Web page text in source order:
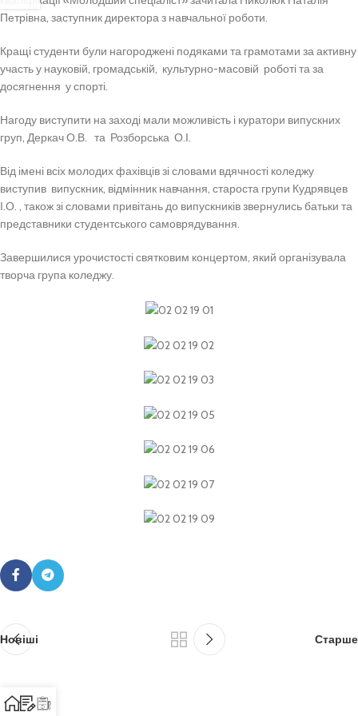
Петрівна, заступник директора з навчальної роботи.
Кращі студенти були нагороджені подяками та грамотами за активну
участь у науковій, громадській, культурно-масовій роботі та за
досягнення у спорті.
Нагоду виступити на заході мали можливість і куратори випускних
груп, Деркач О.В. та Розборська О.І.
Від імені всіх молодих фахівців зі словами вдячності коледжу
виступив випускник, відмінник навчання, староста групи Кудрявцев
І.О. , також зі словами привітань до випускників звернулись батьки та
представники студентського самоврядування.
Завершилися урочистості святковим концертом, який організувала
творча група коледжу.
Новіші Старше